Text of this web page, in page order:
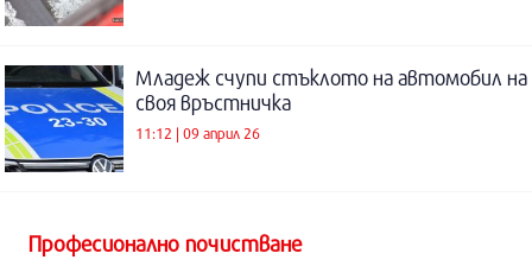
Младеж счупи стъклото на автомобил на
своя връстничка
11:12 | 09 април 26
Професионално почистване